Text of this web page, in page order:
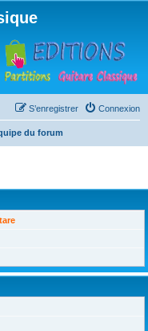
Connexion
S’enregistrer
du forum